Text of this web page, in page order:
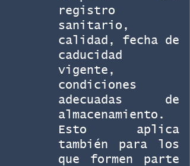
registro
sanitario,
calidad, fecha de
caducidad
vigente,
condiciones
adecuadas de
almacenamiento.
Esto aplica
también para los
que formen parte